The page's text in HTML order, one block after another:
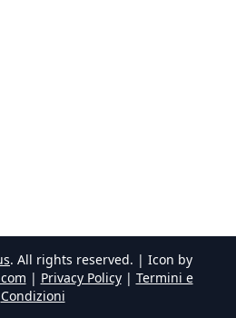
. All rights reserved. | Icon by
| Privacy Policy| Termini e
Condizioni